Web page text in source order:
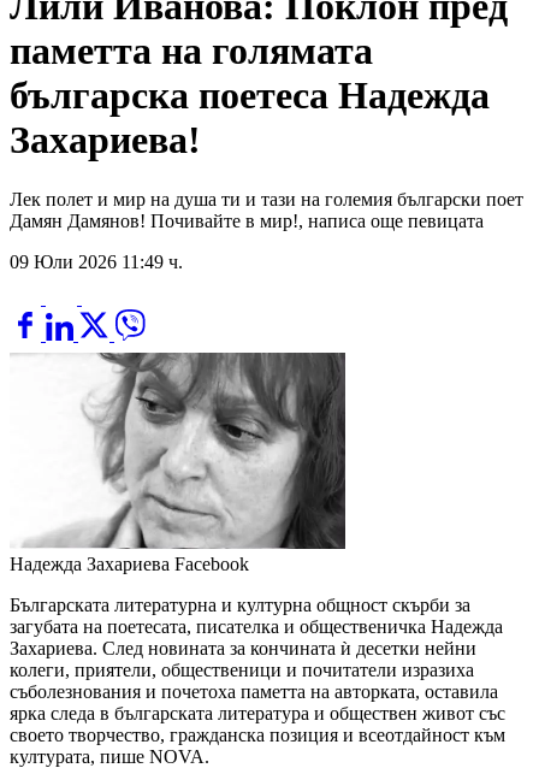
паметта на голямата
българска поетеса Надежда
Захариева!
Лек полет и мир на душа ти и тази на големия български поет
Дамян Дамянов! Почивайте в мир!, написа още певицата
09 Юли 2026 11:49 ч.
Надежда Захариева Facebook
Българската литературна и културна общност скърби за
загубата на поетесата, писателка и общественичка Надежда
Захариева. След новината за кончината ѝ десетки нейни
колеги, приятели, общественици и почитатели изразиха
съболезнования и почетоха паметта на авторката, оставила
ярка следа в българската литература и обществен живот със
своето творчество, гражданска позиция и всеотдайност към
културата, пише NOVA.